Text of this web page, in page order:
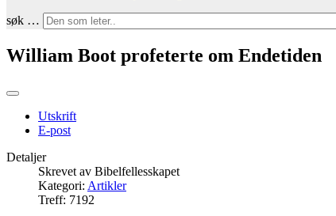
søk …
William Boot profeterte om Endetiden
Utskrift
E-post
Detaljer
Skrevet av Bibelfellesskapet
Kategori: Artikler
Treff: 7192